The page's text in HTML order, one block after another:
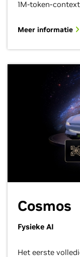
1M-token-
Meer informatie
Cosmos
Fysieke AI
Het eerste